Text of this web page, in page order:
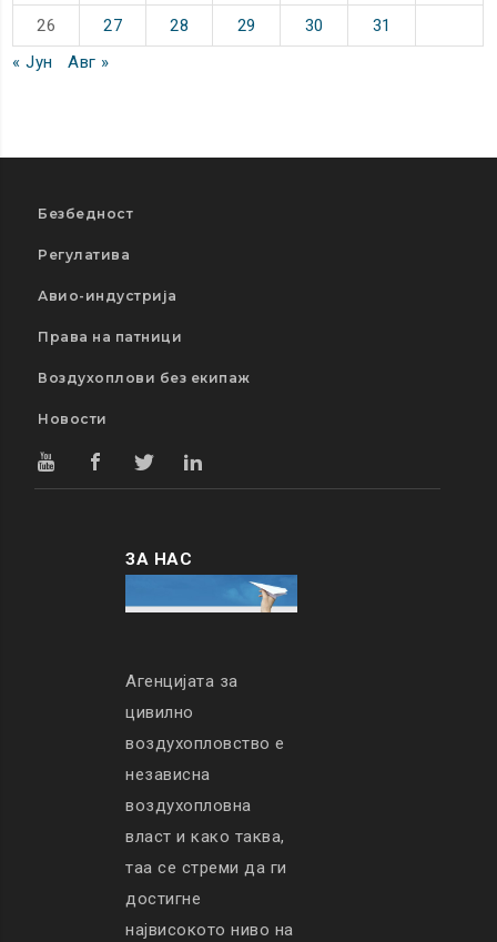
26 27 28 29 30
31
« Јун
Авг »
Безбедност
Регулатива
Авио-индустрија
Права на патници
Воздухоплови без екипаж
Новости
ЗА НАС
Агенцијата за
цивилно
воздухопловство е
независна
воздухопловна
власт и како таква,
таа се стреми да ги
достигне
највисокото ниво на